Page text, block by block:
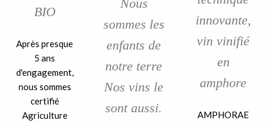
BIO
Après presque
5 ans
d'engagement,
nous sommes
certifié
Agriculture
Nous
sommes les
enfants de
notre terre
Nos vins le
sont aussi.
innovante,
vin vinifié
en
amphore
AMPHORAE